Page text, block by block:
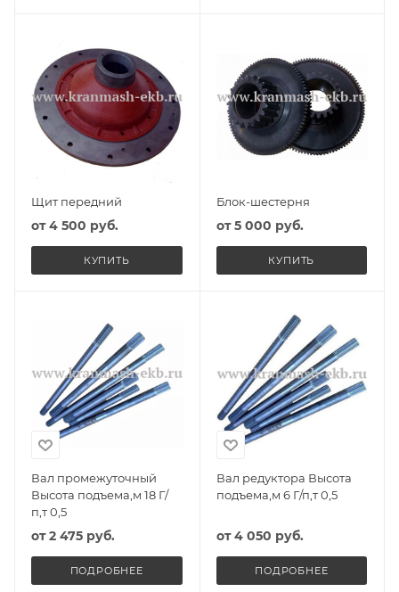
Щит передний
от4 500 руб.
КУПИТЬ
Блок-шестерня
от5 000 руб.
КУПИТЬ
Вал промежуточный
Высота подъема,м 18 Г/
п,т 0,5
от2 475 руб.
ПОДРОБНЕЕ
Вал редуктора Высота
подъема,м 6 Г/п,т 0,5
от4 050 руб.
ПОДРОБНЕЕ